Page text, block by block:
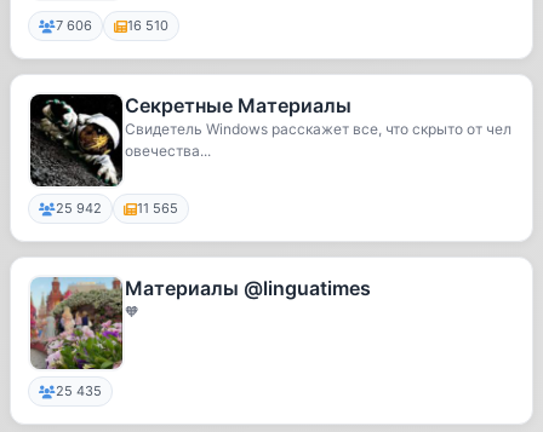
7 606 16 510
Секретные Материалы
Свидетель Windows расскажет все, что скрыто от чел
овечества...
25 942 11 565
Материалы @linguatimes
🧡
25 435